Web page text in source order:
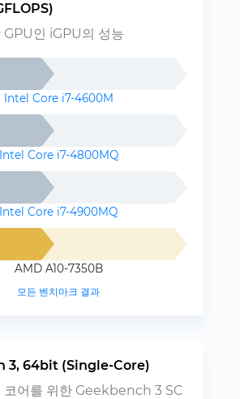
GPU인 iGPU의 성능
Intel Core i7-4600M
Intel Core i7-4800MQ
Intel Core i7-4900MQ
AMD A10-7350B
모든 벤치마크 결과
3, 64bit (Single-Core)
코어를 위한 Geekbench 3 SC